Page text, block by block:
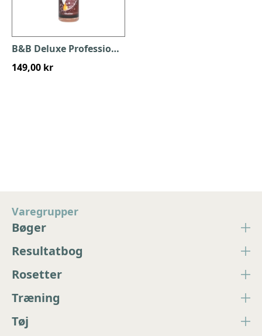
B&B Deluxe Professionel Pelsolie - Silkedråber
149,00 kr
Varegrupper
Bøger
Resultatbog
Rosetter
Træning
Tøj